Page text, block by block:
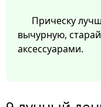
Прическу
вычурную,
аксессуарами.